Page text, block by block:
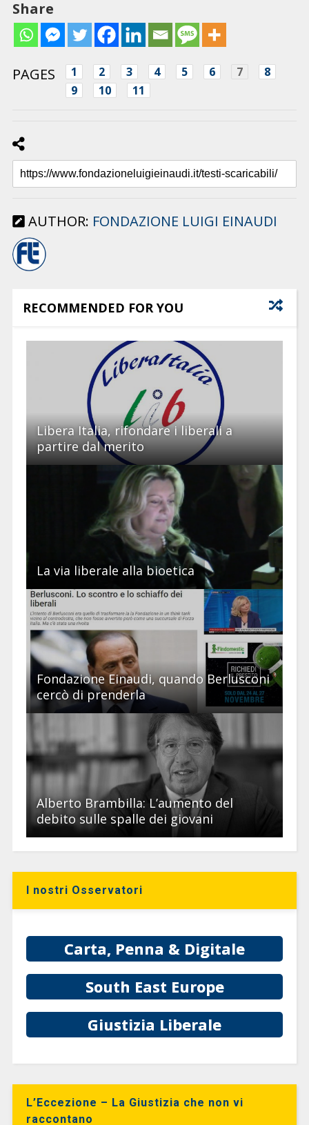
Share
PAGES 1 2 3 4 5 6 7
8
9
10 11
AUTHOR: FONDAZIONE LUIGI EINAUDI
RECOMMENDED FOR YOU
Libera Italia, rifondare i liberali a
partire dal merito
La via liberale alla bioetica
Fondazione Einaudi, quando Berlusconi
cercò di prenderla
Alberto Brambilla: L’aumento del
debito sulle spalle dei giovani
I nostri Osservatori
Carta, Penna & Digitale
South East Europe
Giustizia Liberale
L’Eccezione – La Giustizia che non vi
raccontano